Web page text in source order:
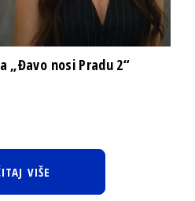
„Đavo nosi Pradu 2“
VIŠE